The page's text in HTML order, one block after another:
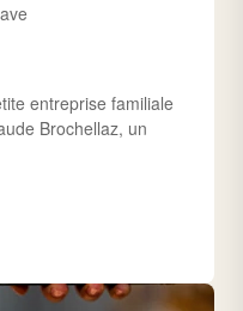
entreprise familiale
Brochellaz, un